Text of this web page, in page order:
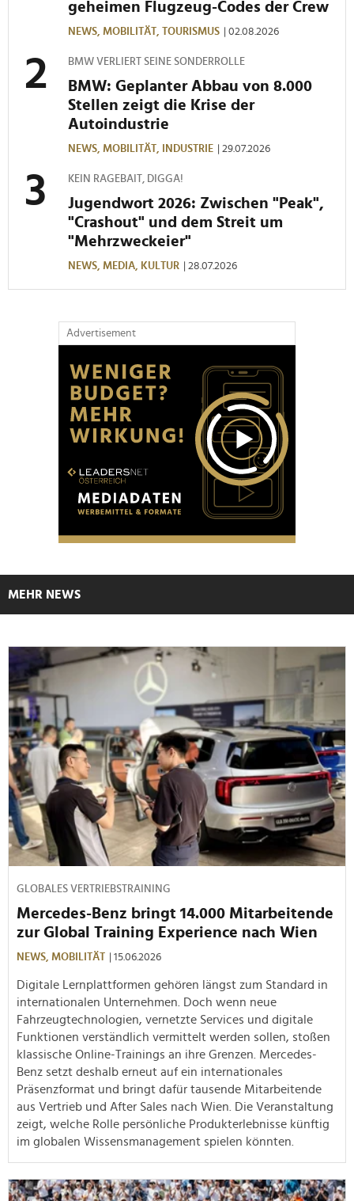
geheimen Flugzeug-Codes der Crew
NEWS, MOBILITÄT, TOURISMUS | 02.08.2026
BMW VERLIERT SEINE SONDERROLLE
BMW: Geplanter Abbau von 8.000
Stellen zeigt die Krise der
Autoindustrie
NEWS, MOBILITÄT, INDUSTRIE | 29.07.2026
KEIN RAGEBAIT, DIGGA!
Jugendwort 2026: Zwischen "Peak",
"Crashout" und dem Streit um
"Mehrzweckeier"
NEWS, MEDIA, KULTUR | 28.07.2026
Advertisement
MEHR NEWS
GLOBALES VERTRIEBSTRAINING
Mercedes-Benz bringt 14.000 Mitarbeitende
zur Global Training Experience nach Wien
NEWS, MOBILITÄT | 15.06.2026
Digitale Lernplattformen gehören längst zum Standard in
internationalen Unternehmen. Doch wenn neue
Fahrzeugtechnologien, vernetzte Services und digitale
Funktionen verständlich vermittelt werden sollen, stoßen
klassische Online-Trainings an ihre Grenzen. Mercedes-
Benz setzt deshalb erneut auf ein internationales
Präsenzformat und bringt dafür tausende Mitarbeitende
aus Vertrieb und After Sales nach Wien. Die Veranstaltung
zeigt, welche Rolle persönliche Produkterlebnisse künftig
im globalen Wissensmanagement spielen könnten.